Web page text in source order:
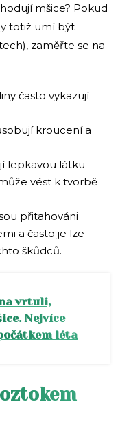
mšice? Pokud
totiž umí být
zaměřte se na
často vykazují
kroucení a
lepkavou látku
vést k tvorbě
přitahováni
a často je lze
škůdců.
vrtuli,
Nejvíce
léta